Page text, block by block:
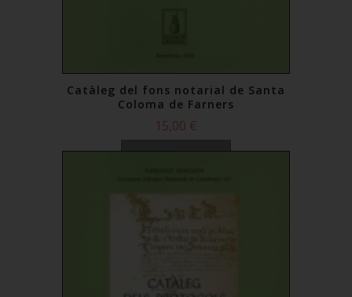
Catàleg del fons notarial de Santa
Coloma de Farners
15,00 €
Comprar